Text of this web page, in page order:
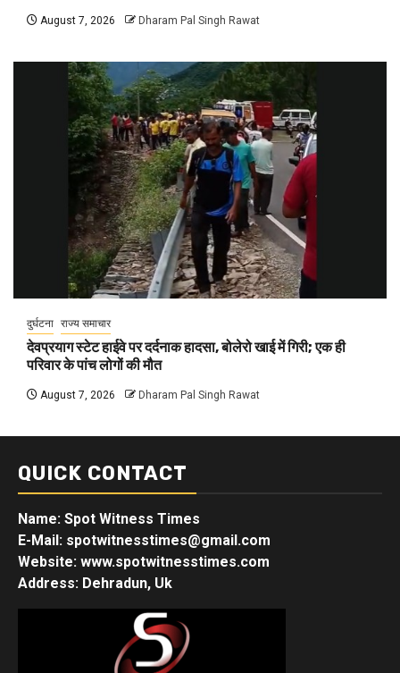
August 7, 2026 Dharam Pal Singh Rawat
दुर्घटना राज्य समाचार
देवप्रयाग स्टेट हाईवे पर दर्दनाक हादसा, बोलेरो खाई में गिरी; एक ही
परिवार के पांच लोगों की मौत
August 7, 2026 Dharam Pal Singh Rawat
QUICK CONTACT
Name: Spot Witness Times
E-Mail: spotwitnesstimes@gmail.com
Website: www.spotwitnesstimes.com
Address: Dehradun, Uk